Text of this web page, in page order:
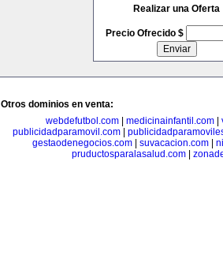
Realizar una Oferta
Precio Ofrecido $
Otros dominios en venta:
webdefutbol.com
medicinainfantil.com
publicidadparamovil.com
gestaodenegocios.com| suvacacion.com|
pruductosparalasalud.com|